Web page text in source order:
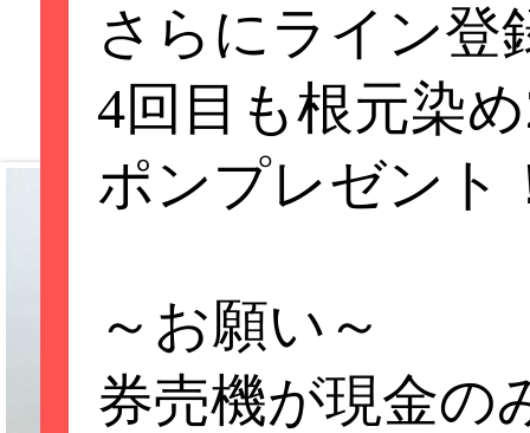
さらにライン登
4回目も根元染
ポンプレゼント
～お願い～
券売機が現金の